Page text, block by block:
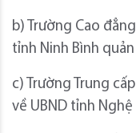
b) Trường Cao
tỉnh Ninh Bình quản
c) Trường Trung
về UBND tỉnh